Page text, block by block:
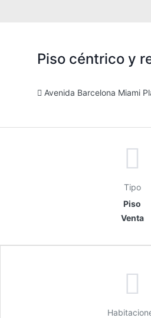
Piso céntrico y
Avenida Barcelona Miami
Tipo
Piso
Venta